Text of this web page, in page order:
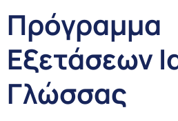
Πρόγραμμα
Εξετάσεων
Γλώσσας